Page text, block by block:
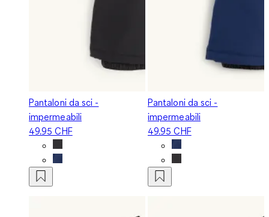
Pantaloni da sci -
impermeabili
49.95 CHF
Pantaloni da sci -
impermeabili
49.95 CHF